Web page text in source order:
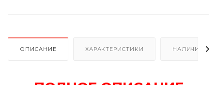
ОПИСАНИЕ ХАРАКТЕРИСТИКИ НАЛИЧИЕ